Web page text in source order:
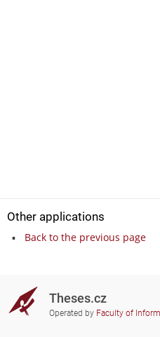
Other applications
Back to the previous page
Theses.cz
Operated by Faculty of